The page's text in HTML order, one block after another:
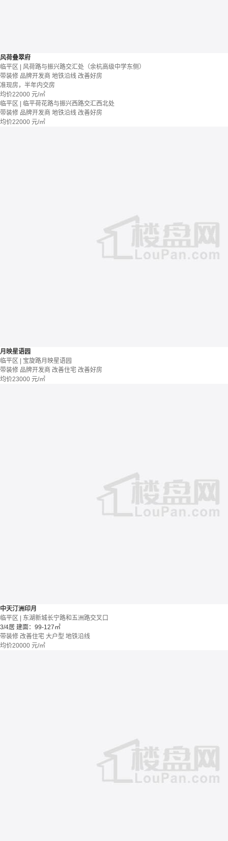
风荷叠翠府
临平区 | 风荷路与振兴路交汇处（余杭高级中学东侧）
带装修 品牌开发商 地铁沿线 改善好房
准现房，半年内交房
均价22000 元/㎡
临平区 | 临平荷花路与振兴西路交汇西北处
带装修 品牌开发商 地铁沿线 改善好房
均价22000 元/㎡
月映星语园
临平区 | 宝旋路月映星语园
带装修 品牌开发商 改善住宅 改善好房
均价23000 元/㎡
中天汀洲印月
临平区 | 东湖新城长宁路和五洲路交叉口
3/4居 建面：99-127㎡
带装修 改善住宅 大户型 地铁沿线
均价20000 元/㎡